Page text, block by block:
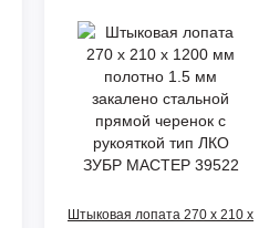
Штыковая лопата 270 х 210 х